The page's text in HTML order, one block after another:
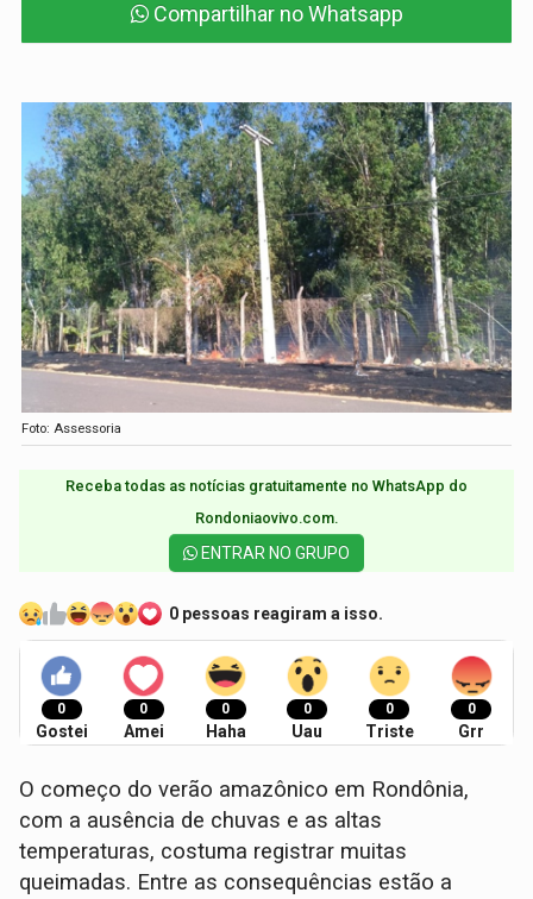
Compartilhar no Whatsapp
Foto: Assessoria
Receba todas as notícias gratuitamente no WhatsApp do
Rondoniaovivo.com.​
ENTRAR NO GRUPO
0 pessoas reagiram a isso.
0
Gostei
0
Amei
0
Haha
0
Uau
0
Triste
0
Grr
O começo do verão amazônico em Rondônia,
com a ausência de chuvas e as altas
temperaturas, costuma registrar muitas
queimadas. Entre as consequências estão a